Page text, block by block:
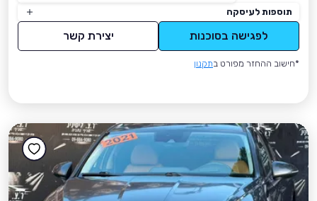
תוספות לעיסקה
לפגישה בסוכנות יצירת קשר
*חישוב ההחזר מפורט בתקנון